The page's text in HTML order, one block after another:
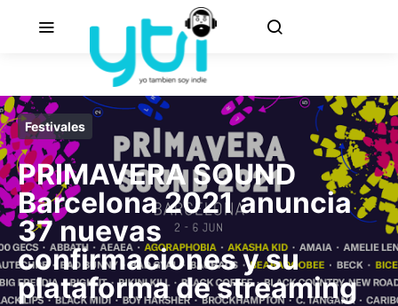
Festivales
PRIMAVERA SOUND
Barcelona 2021 anuncia
37 nuevas
confirmaciones y su
plataforma de streaming